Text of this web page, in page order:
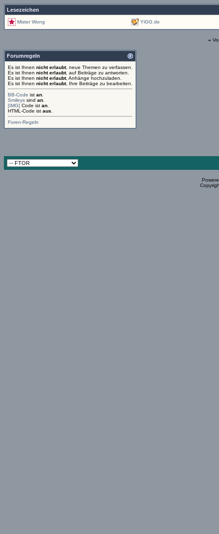
Lesezeichen
Mister Wong YiGG.de
«
Forumregeln
Es ist Ihnen nicht erlaubt, neue Themen zu verfassen.
Es ist Ihnen nicht erlaubt, auf Beiträge zu antworten.
Es ist Ihnen nicht erlaubt, Anhänge hochzuladen.
Es ist Ihnen nicht erlaubt, Ihre Beiträge zu bearbeiten.
BB-Code ist an
Smileys sind an
[IMG] Code ist an
HTML-Code ist aus
Foren-Regeln